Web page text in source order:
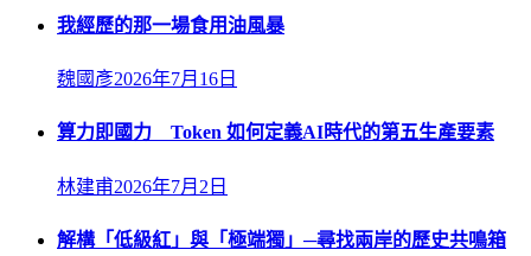
我經歷的那一場食用油風暴
魏國彥2026年7月16日
算力即國力 Token 如何定義AI時代的第五生產要素
林建甫2026年7月2日
解構「低級紅」與「極端獨」─尋找兩岸的歷史共鳴箱